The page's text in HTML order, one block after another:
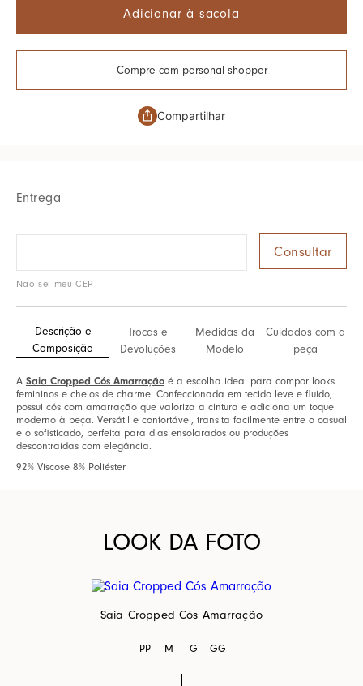
Adicionar à sacola
Compre com personal shopper
Compartilhar
Entrega
Não sei meu CEP
Descrição e
Composição
Trocas e
Devoluções
Medidas da
Modelo
Cuidados com a
peça
A Saia Cropped Cós Amarração é a escolha ideal para compor looks
femininos e cheios de charme. Confeccionada em tecido leve e fluido,
possui cós com amarração que valoriza a cintura e adiciona um toque
moderno à peça. Versátil e confortável, transita facilmente entre o casual
e o sofisticado, perfeita para dias ensolarados ou produções
descontraídas com elegância.
92% Viscose 8% Poliéster
LOOK DA FOTO
Saia Cropped Cós Amarração
PP M G GG